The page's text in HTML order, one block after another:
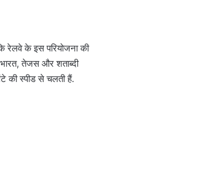
रेलवे के इस परियोजना की
तेजस और शताब्दी
की स्पीड से चलती हैं.